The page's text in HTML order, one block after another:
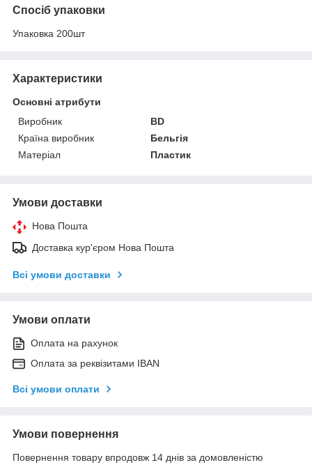
Спосіб упаковки
Упаковка 200шт
Характеристики
Основні атрибути
Виробник
BD
Країна виробник
Бельгія
Матеріал
Пластик
Умови доставки
Нова Пошта
Доставка кур'єром Нова Пошта
Всі умови доставки
Умови оплати
Оплата на рахунок
Оплата за реквізитами IBAN
Всі умови оплати
Умови повернення
Повернення товару впродовж 14 днів за домовленістю